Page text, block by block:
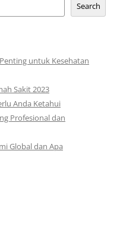
Search
untuk Kesehatan
Sakit 2023
Anda Ketahui
Profesional dan
Global dan Apa